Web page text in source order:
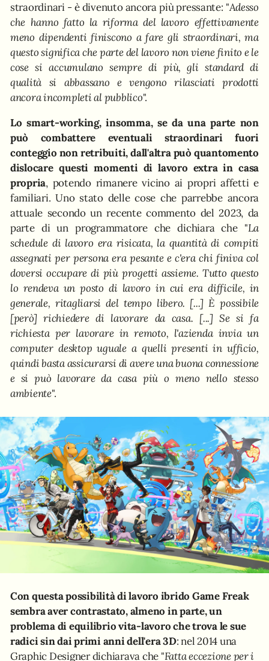
straordinari - è divenuto ancora più pressante: "Adesso
che hanno fatto la riforma del lavoro effettivamente
meno dipendenti finiscono a fare gli straordinari, ma
questo significa che parte del lavoro non viene finito e le
cose si accumulano sempre di più, gli standard di
qualità si abbassano e vengono rilasciati prodotti
ancora incompleti al pubblico".
Lo smart-working, insomma, se da una parte non
può combattere eventuali straordinari fuori
conteggio non retribuiti, dall'altra può quantomento
dislocare questi momenti di lavoro extra in casa
propria, potendo rimanere vicino ai propri affetti e
familiari. Uno stato delle cose che parrebbe ancora
attuale secondo un recente commento del 2023, da
parte di un programmatore che dichiara che "La
schedule di lavoro era risicata, la quantità di compiti
assegnati per persona era pesante e c'era chi finiva col
doversi occupare di più progetti assieme. Tutto questo
lo rendeva un posto di lavoro in cui era difficile, in
generale, ritagliarsi del tempo libero. [...] È possibile
[però] richiedere di lavorare da casa. [...] Se si fa
richiesta per lavorare in remoto, l'azienda invia un
computer desktop uguale a quelli presenti in ufficio,
quindi basta assicurarsi di avere una buona connessione
e si può lavorare da casa più o meno nello stesso
ambiente".
Con questa possibilità di lavoro ibrido Game Freak
sembra aver contrastato, almeno in parte, un
problema di equilibrio vita-lavoro che trova le sue
radici sin dai primi anni dell'era 3D: nel 2014 una
Graphic Designer dichiarava che "Fatta eccezione per i